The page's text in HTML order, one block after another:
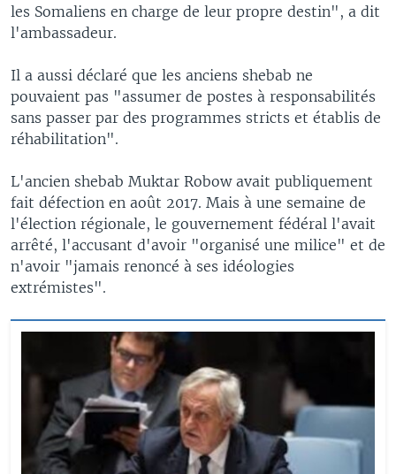
les Somaliens en charge de leur propre destin", a dit
l'ambassadeur.
Il a aussi déclaré que les anciens shebab ne
pouvaient pas "assumer de postes à responsabilités
sans passer par des programmes stricts et établis de
réhabilitation".
L'ancien shebab Muktar Robow avait publiquement
fait défection en août 2017. Mais à une semaine de
l'élection régionale, le gouvernement fédéral l'avait
arrêté, l'accusant d'avoir "organisé une milice" et de
n'avoir "jamais renoncé à ses idéologies
extrémistes".